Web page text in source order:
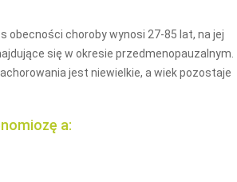
obecności choroby wynosi 27-85 lat, na jej
się w okresie przedmenopauzalnym.
jest niewielkie, a wiek pozostaje
a: